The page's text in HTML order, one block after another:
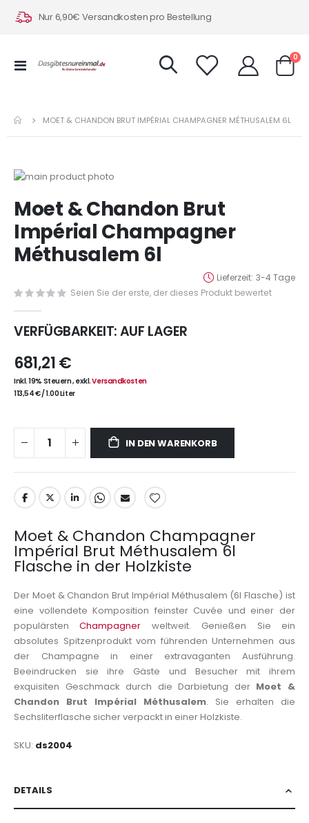
Nur 6,90€ Versandkosten pro Bestellung
Navigation
0
MOET & CHANDON BRUT IMPÉRIAL CHAMPAGNER MÉTHUSALEM 6L
Zum
der
Bildergalerie
springen
Anfang
der
Bildergalerie
springen
Moet & Chandon Brut
Impérial Champagner
Méthusalem 6l
Lieferzeit 3-4 Tage
Seien Sie der erste, der dieses Produkt bewertet
VERFÜGBARKEIT:AUF LAGER
681,21 €
Inkl. 19% Steuern,exkl.Versandkosten
113,54 €/1.00 Liter
IN DEN WARENKORB
Moet & Chandon Champagner
Impérial Brut Méthusalem 6l
Flasche in der Holzkiste
Der Moet & Chandon Brut Impérial Méthusalem (6l Flasche) ist
eine vollendete Komposition feinster Cuvée und einer der
populärstenChampagner weltweit. Genießen Sie ein
absolutes Spitzenprodukt vom führenden Unternehmen aus
der Champagne in einer extravaganten Ausführung.
Beeindrucken sie ihre Gäste und Besucher mit ihrem
exquisiten Geschmack durch die Darbietung der Moet &
Chandon Brut Impérial Méthusalem. Sie erhalten die
Sechsliterflasche sicher verpackt in einer Holzkiste.
SKU ds2004
DETAILS